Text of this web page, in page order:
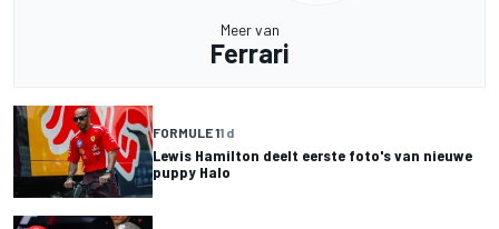
Meer van
Ferrari
FORMULE 11 d
Lewis Hamilton deelt eerste foto's van nieuwe
puppy Halo